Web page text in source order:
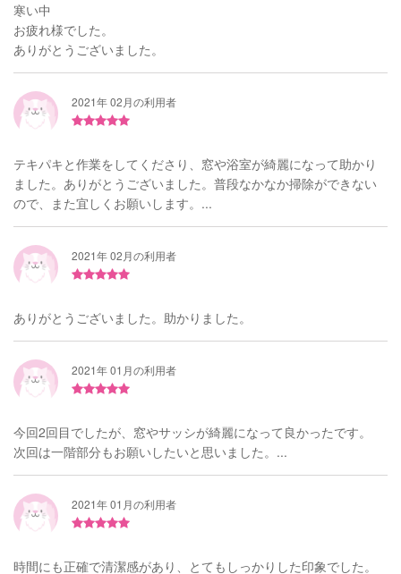
寒い中
お疲れ様でした。
ありがとうございました。
2021年 02月の利用者
テキパキと作業をしてくださり、窓や浴室が綺麗になって助かり
ました。ありがとうございました。普段なかなか掃除ができない
ので、また宜しくお願いします。...
2021年 02月の利用者
ありがとうございました。助かりました。
2021年 01月の利用者
今回2回目でしたが、窓やサッシが綺麗になって良かったです。
次回は一階部分もお願いしたいと思いました。...
2021年 01月の利用者
時間にも正確で清潔感があり、とてもしっかりした印象でした。